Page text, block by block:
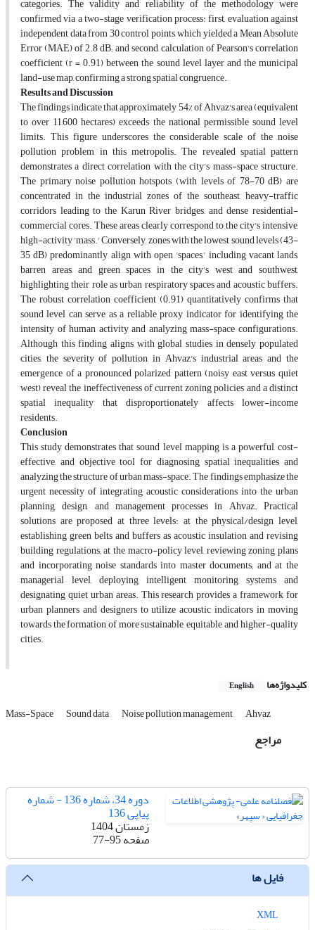
categories. The validity and reliability of the methodology were
confirmed via a two-stage verification process: first, evaluation against
independent data from 30 control points, which yielded a Mean Absolute
Error (MAE) of 2.8 dB; and second, calculation of Pearson's correlation
coefficient (r = 0.91) between the sound level layer and the municipal
land-use map, confirming a strong spatial congruence.
Results and Discussion
The findings indicate that approximately 54% of Ahvaz's area (equivalent
to over 11,600 hectares) exceeds the national permissible sound level
limits. This figure underscores the considerable scale of the noise
pollution problem in this metropolis. The revealed spatial pattern
demonstrates a direct correlation with the city's mass-space structure.
The primary noise pollution hotspots (with levels of 78-70 dB) are
concentrated in the industrial zones of the southeast, heavy-traffic
corridors leading to the Karun River bridges, and dense residential-
commercial cores. These areas clearly correspond to the city's intensive,
high-activity 'mass.' Conversely, zones with the lowest sound levels (43-
35 dB) predominantly align with open 'spaces,' includingvacant lands,
barren areas, and green spaces in the city's west and southwest,
highlighting their role as urban respiratory spaces and acoustic buffers.
The robust correlation coefficient (0.91) quantitatively confirms that
sound level can serve as a reliable proxy indicator for identifying the
intensity of human activity and analyzing mass-space configurations.
Although this finding aligns with global studies in densely populated
cities, the severity of pollution in Ahvaz's industrial areas and the
emergence of a pronounced polarized pattern (noisy east versus quiet
west) reveal the ineffectiveness of current zoning policies and a distinct
spatial inequality that disproportionately affects lower-income
residents.
Conclusion
This study demonstrates that sound level mapping is a powerful, cost-
effective, and objective tool for diagnosing spatial inequalities and
analyzing the structure of urban mass-space. The findings emphasize the
urgent necessity of integrating acoustic considerations into the urban
planning, design, and management processes in Ahvaz. Practical
solutions are proposed at three levels: at the physical/design level,
establishing green belts and buffers as acoustic insulation and revising
building regulations; at the macro-policy level, reviewing zoning plans
and incorporating noise standards into master documents; and at the
managerial level, deploying intelligent monitoring systems and
designating quiet urban areas. This research provides a framework for
urban planners and designers to utilize acoustic indicators in moving
towards the formation of more sustainable, equitable, and higher-quality
cities.
کلیدواژه‌ها English
Mass-Space Sound data Noise pollution management Ahvaz
مراجع
دوره 34، شماره 136 - شماره
پیاپی 136
زمستان 1404
صفحه77-95
فایل ها